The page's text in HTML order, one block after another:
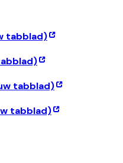
tabblad)
tabblad)
tabblad)